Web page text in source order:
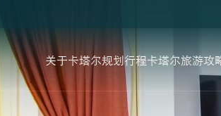
关于卡塔尔规划行程卡塔尔旅游攻